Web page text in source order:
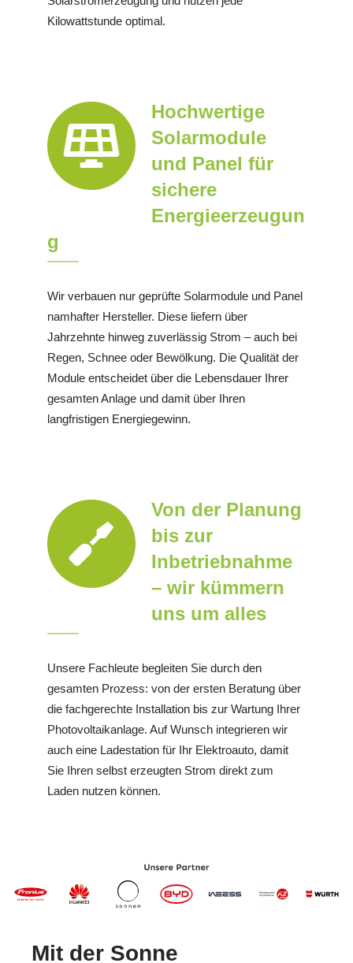
Kilowattstunde optimal.
Hochwertige
Solarmodule
und Panel für
sichere
Energieerzeugun
g
Wir verbauen nur geprüfte Solarmodule und Panel
namhafter Hersteller. Diese liefern über
Jahrzehnte hinweg zuverlässig Strom – auch bei
Regen, Schnee oder Bewölkung. Die Qualität der
Module entscheidet über die Lebensdauer Ihrer
gesamten Anlage und damit über Ihren
langfristigen Energiegewinn.
Von der Planung
bis zur
Inbetriebnahme
– wir kümmern
uns um alles
Unsere Fachleute begleiten Sie durch den
gesamten Prozess: von der ersten Beratung über
die fachgerechte Installation bis zur Wartung Ihrer
Photovoltaikanlage. Auf Wunsch integrieren wir
auch eine Ladestation für Ihr Elektroauto, damit
Sie Ihren selbst erzeugten Strom direkt zum
Laden nutzen können.
Mit der Sonne